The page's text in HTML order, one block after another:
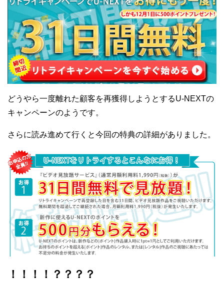
どうやら一度離れた顧客を再獲得しようとするU-NEXTの
キャンペーンのようです。
さらに読み進めて行くと今回の特典の詳細がありました。
！！！！？？？？